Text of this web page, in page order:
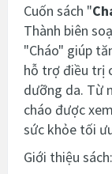
Cuốn sách "
Thành biên
"Cháo" giúp
hỗ trợ điều trị
dưỡng da. Từ
cháo được
sức khỏe tối
Giới thiệu sách: